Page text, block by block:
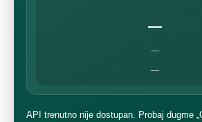
—
—
—
API trenutno nije dostupan. Probaj dugme